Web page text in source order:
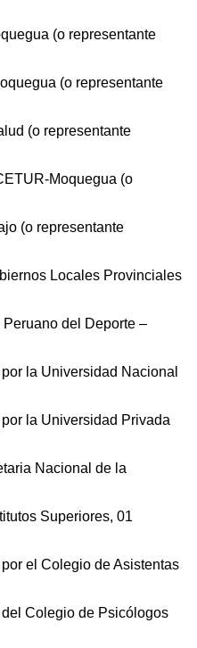
(o representante
(o representante
(o representante
Moquegua (o
(o representante
Locales Provinciales
del Deporte –
la Universidad Nacional
la Universidad Privada
Nacional de la
Superiores, 01
el Colegio de Asistentas
Colegio de Psicólogos